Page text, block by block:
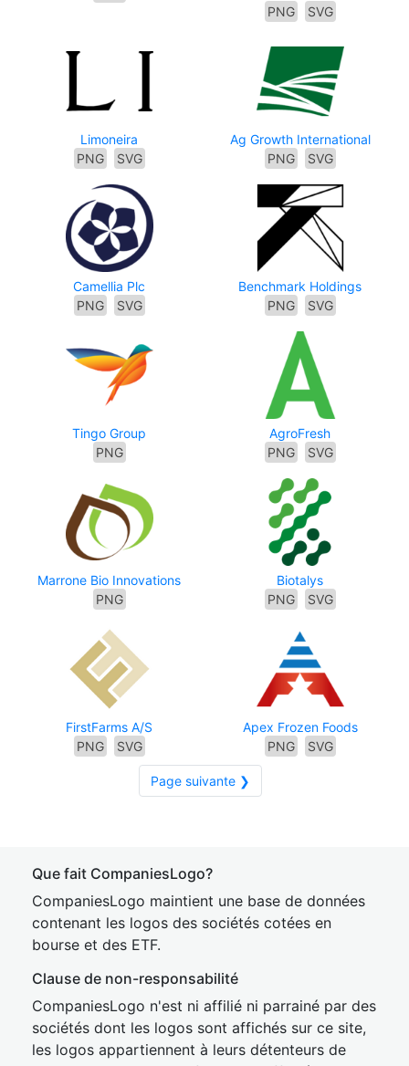
PNG
SVG
Limoneira
PNG
SVG
Ag Growth International
PNG
SVG
Camellia Plc
PNG
SVG
Benchmark Holdings
PNG
SVG
Tingo Group
PNG
AgroFresh
PNG
SVG
Marrone Bio Innovations
PNG
Biotalys
PNG
SVG
FirstFarms A/S
PNG
SVG
Apex Frozen Foods
PNG
SVG
Page suivante ❯
Que fait CompaniesLogo?
CompaniesLogo maintient une base de données
contenant les logos des sociétés cotées en
bourse et des ETF.
Clause de non-responsabilité
CompaniesLogo n'est ni affilié ni parrainé par des
sociétés dont les logos sont affichés sur ce site,
les logos appartiennent à leurs détenteurs de